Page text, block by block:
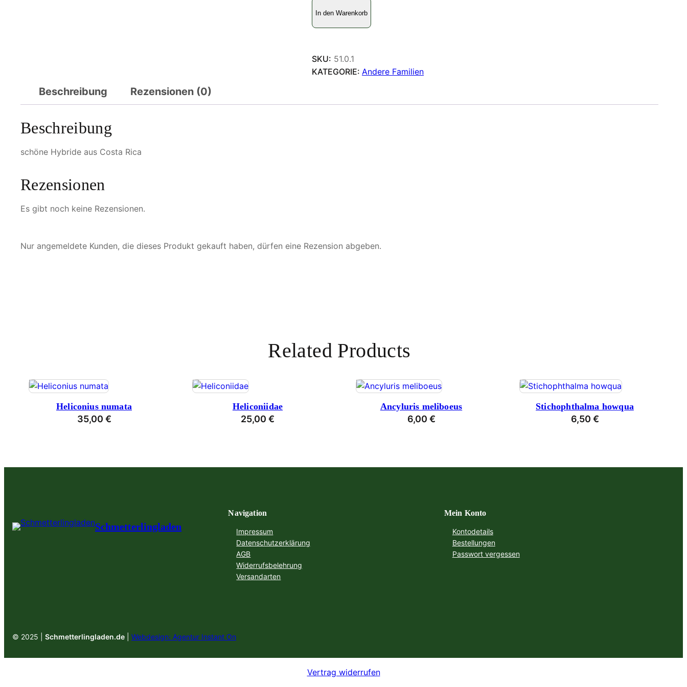
H
l
c
o
i
In den Warenkorb
SKU: 51.0.1
KATEGORIE: Andere Familien
Beschreibung Rezensionen (0)
Beschreibung
schöne Hybride aus Costa Rica
Rezensionen
Es gibt noch keine Rezensionen.
Nur angemeldete Kunden, die dieses Produkt gekauft haben, dürfen eine Rezension abgeben.
Related Products
Heliconius numata
35,00 €
Heliconiidae
25,00 €
Ancyluris meliboeus
6,00 €
Stichophthalma howqua
6,50 €
Schmetterlingladen
Navigation
Impressum
Datenschutzerklärung
AGB
Widerrufsbelehrung
Versandarten
Mein Konto
Kontodetails
Bestellungen
Passwort vergessen
© 2025 | Schmetterlingladen.de Webdesign: Agentur Instant On
Vertrag widerrufen